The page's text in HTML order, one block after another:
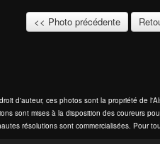
<< Photo précédente
d'auteur, ces photos sont la propriété de
sont mises à la disposition des coureurs
résolutions sont commercialisées. Pour